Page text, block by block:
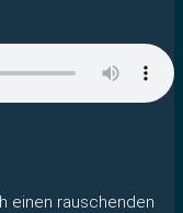
einen rauschenden